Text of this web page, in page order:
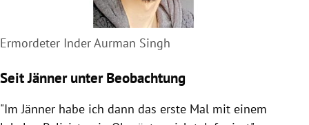
Ermordeter Inder Aurman Singh
Seit Jänner unter Beobachtung
"Im Jänner habe ich dann das erste Mal mit einem